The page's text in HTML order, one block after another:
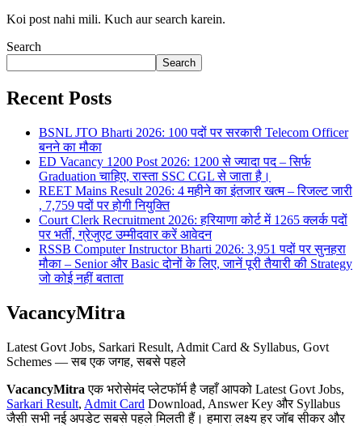
Koi post nahi mili. Kuch aur search karein.
Search
Search
Recent Posts
BSNL JTO Bharti 2026: 100 पदों पर सरकारी Telecom Officer
बनने का मौका
ED Vacancy 1200 Post 2026: 1200 से ज्यादा पद – सिर्फ
Graduation चाहिए, रास्ता SSC CGL से जाता है।
REET Mains Result 2026: 4 महीने का इंतजार खत्म – रिजल्ट जारी
, 7,759 पदों पर होगी नियुक्ति
Court Clerk Recruitment 2026: हरियाणा कोर्ट में 1265 क्लर्क पदों
पर भर्ती, ग्रेजुएट उम्मीदवार करें आवेदन
RSSB Computer Instructor Bharti 2026: 3,951 पदों पर सुनहरा
मौका – Senior और Basic दोनों के लिए, जानें पूरी तैयारी की Strategy
जो कोई नहीं बताता
VacancyMitra
Latest Govt Jobs, Sarkari Result, Admit Card & Syllabus, Govt
Schemes — सब एक जगह, सबसे पहले
VacancyMitra एक भरोसेमंद प्लेटफॉर्म है जहाँ आपको Latest Govt Jobs,
Sarkari Result, Admit Card Download, Answer Key और Syllabus
जैसी सभी नई अपडेट सबसे पहले मिलती हैं। हमारा लक्ष्य हर जॉब सीकर और